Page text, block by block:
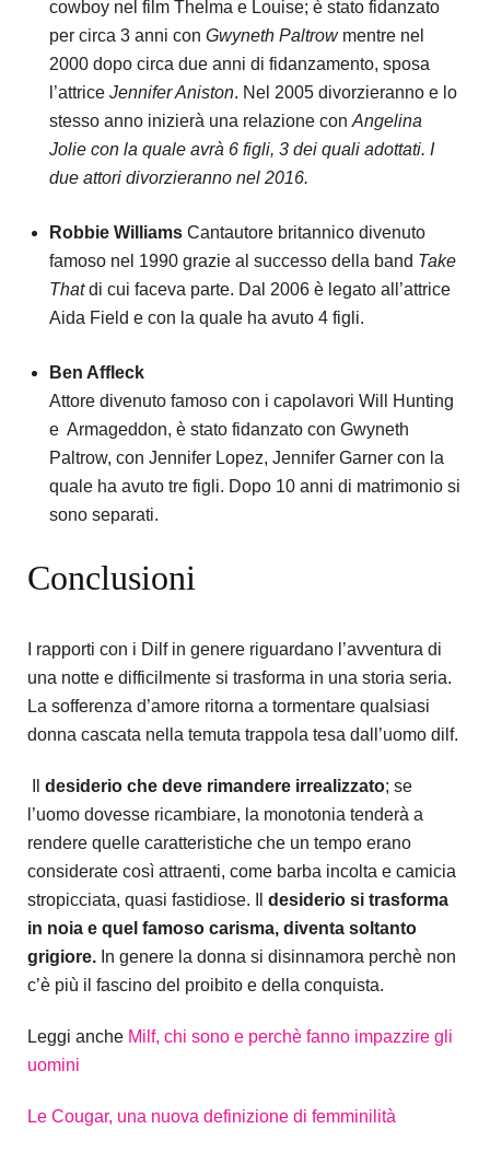
cowboy nel film Thelma e Louise; è stato fidanzato
per circa 3 anni con Gwyneth Paltrowmentre nel
2000 dopo circa due anni di fidanzamento, sposa
l’attrice Jennifer Aniston. Nel 2005 divorzieranno e lo
stesso anno inizierà una relazione con Angelina
Jolie con la quale avrà 6 figli, 3 dei quali adottati. I
due attori divorzieranno nel 2016.
Robbie Williams Cantautore britannico divenuto
famoso nel 1990 grazie al successo della band Take
Thatdi cui faceva parte. Dal 2006 è legato all’attrice
Aida Field e con la quale ha avuto 4 figli.
Ben Affleck
Attore divenuto famoso con i capolavori Will Hunting
e Armageddon, è stato fidanzato con Gwyneth
Paltrow, con Jennifer Lopez, Jennifer Garner con la
quale ha avuto tre figli. Dopo 10 anni di matrimonio si
sono separati.
Conclusioni
I rapporti con i Dilf in genere riguardano l’avventura di
una notte e difficilmente si trasforma in una storia seria.
La sofferenza d’amore ritorna a tormentare qualsiasi
donna cascata nella temuta trappola tesa dall’uomo dilf.
desiderio che deve rimandere irrealizzato; se
l’uomo dovesse ricambiare, la monotonia tenderà a
rendere quelle caratteristiche che un tempo erano
considerate così attraenti, come barba incolta e camicia
stropicciata, quasi fastidiose. Il desiderio si trasforma
in noia e quel famoso carisma, diventa soltanto
grigiore. In genere la donna si disinnamora perchè non
c’è più il fascino del proibito e della conquista.
Leggi anche Milf, chi sono e perchè fanno impazzire gli
uomini
Le Cougar, una nuova definizione di femminilità